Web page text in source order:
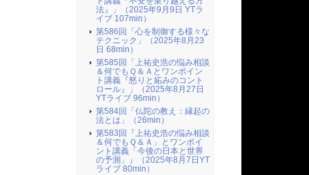
法』​」（2025年9月9日 YTラ
イブ 107min）
第586回「心を制御する様々な
テクニック」（2025年8月23
日 68min）
第585回「上祐史浩の悩み相談
＆何でもＱ＆Ａとワンポイン
ト講義『怒りと妬みのコント
ロール』​」（2025年8月27日
YTライブ 96min）
第584回「仏陀の教え：縁起の
法とは」（26min）
第583回『上祐史浩の悩み相談
＆何でもＱ＆Ａ」とワンポイ
ント講義「今後の日本と世界
の予測」』（2025年8月7日YT
ライブ 80min）